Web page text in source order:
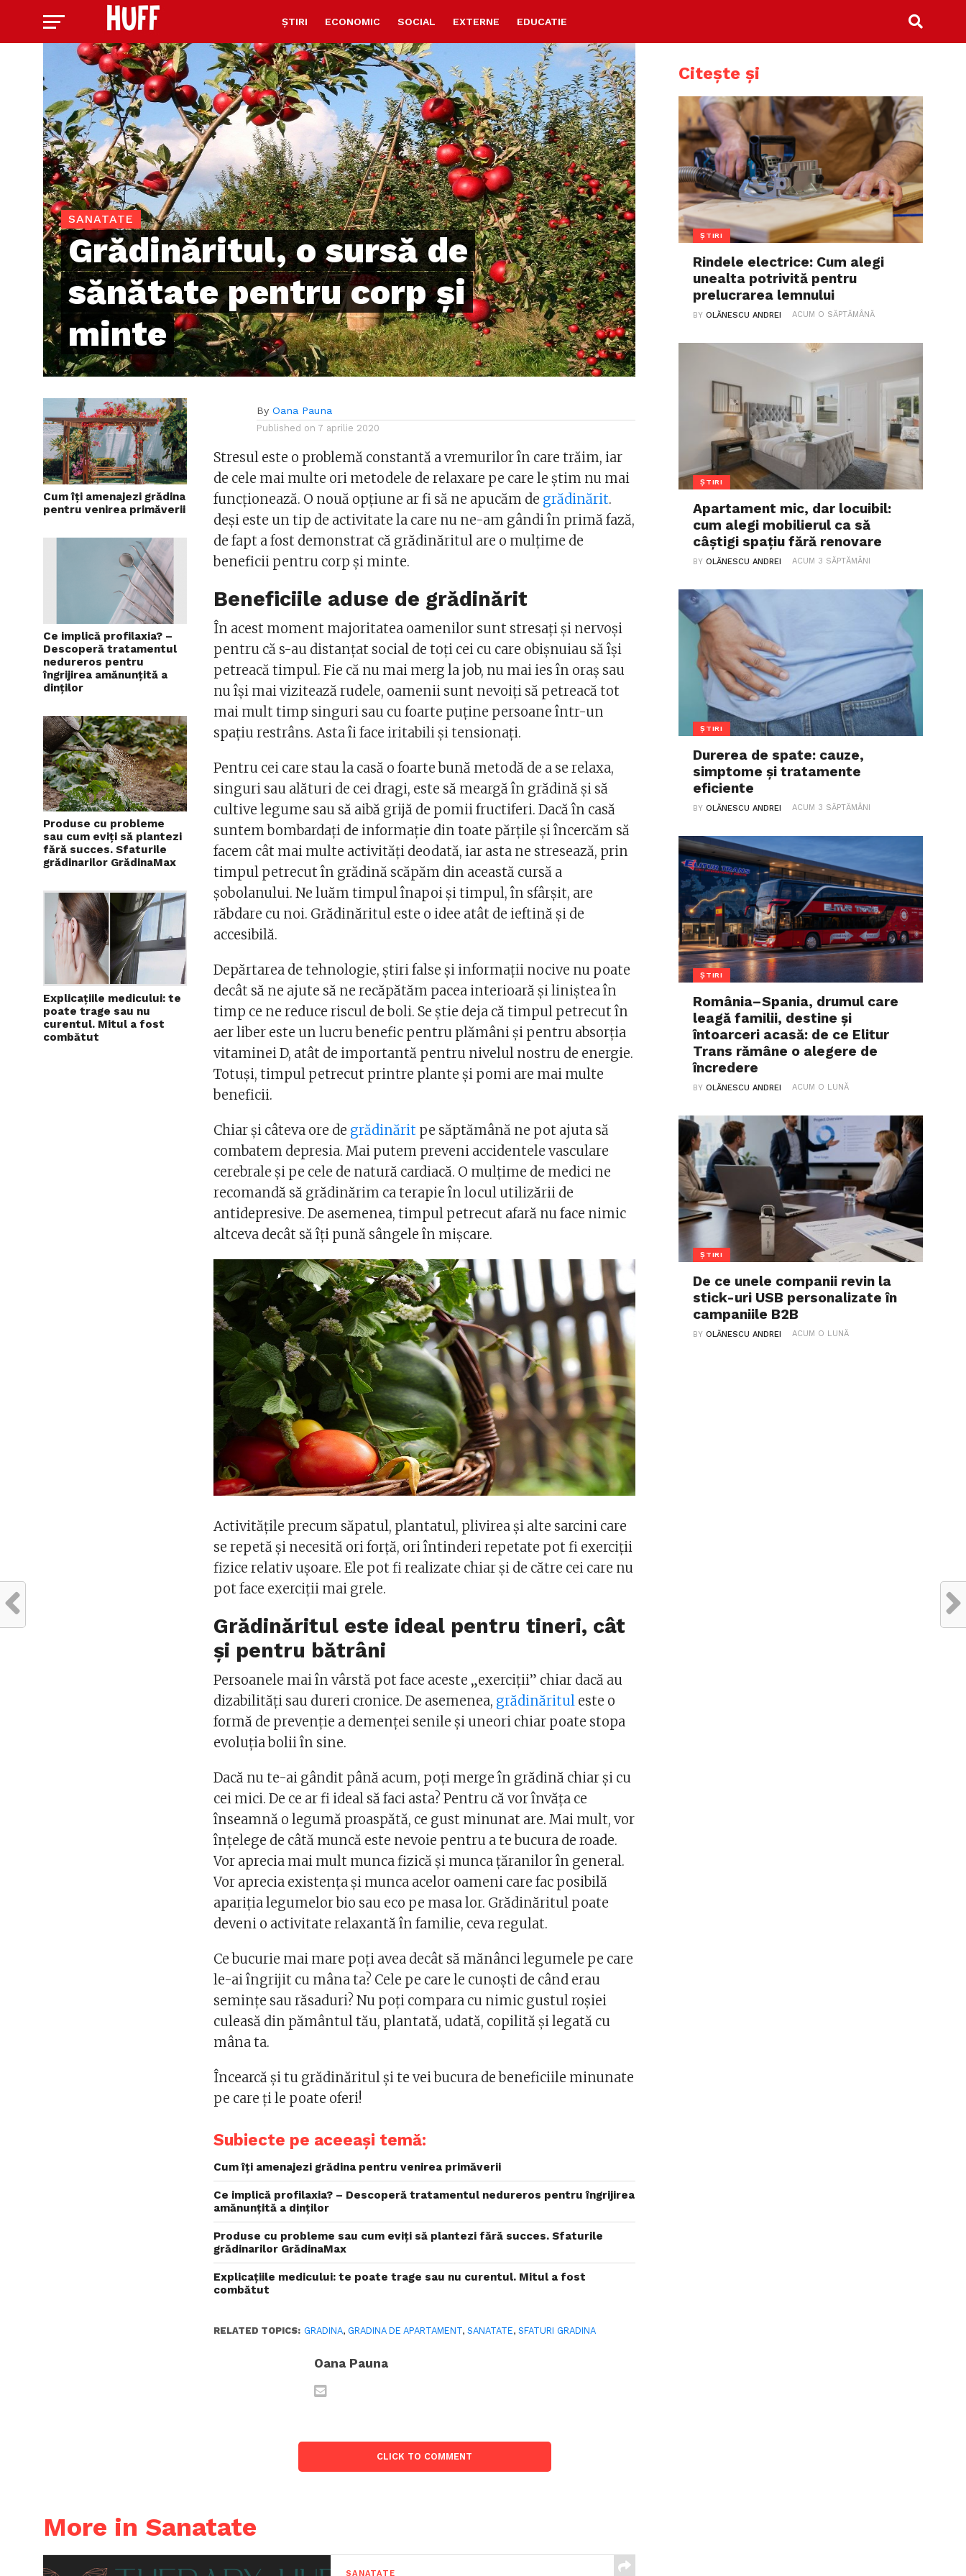
ȘTIRI ECONOMIC SOCIAL EXTERNE EDUCATIE
SANATATE
Grădinăritul, o sursă de
sănătate pentru corp și
minte
Cum îți amenajezi grădina
pentru venirea primăverii
Ce implică profilaxia? –
Descoperă tratamentul
nedureros pentru
îngrijirea amănunțită a
dinților
Produse cu probleme
sau cum eviți să plantezi
fără succes. Sfaturile
grădinarilor GrădinaMax
Explicațiile medicului: te
poate trage sau nu
curentul. Mitul a fost
combătut
By Oana Pauna
Published on 7 aprilie 2020
Stresul este o problemă constantă a vremurilor în care trăim, iar
de cele mai multe ori metodele de relaxare pe care le știm nu mai
funcționează. O nouă opțiune ar fi să ne apucăm de grădinărit.
deși este un tip de activitate la care nu ne-am gândi în primă fază,
de fapt a fost demonstrat că grădinăritul are o mulțime de
beneficii pentru corp și minte.
Beneficiile aduse de grădinărit
În acest moment majoritatea oamenilor sunt stresați și nervoși
pentru că s-au distanțat social de toți cei cu care obișnuiau să își
petreacă timpul. Fie că nu mai merg la job, nu mai ies în oraș sau
nu își mai vizitează rudele, oamenii sunt nevoiți să petreacă tot
mai mult timp singuri sau cu foarte puține persoane într-un
spațiu restrâns. Asta îi face iritabili și tensionați.
Pentru cei care stau la casă o foarte bună metodă de a se relaxa,
singuri sau alături de cei dragi, este să meargă în grădină și să
cultive legume sau să aibă grijă de pomii fructiferi. Dacă în casă
suntem bombardați de informație din toate părțile și încercăm să
facem cât mai multe activități deodată, iar asta ne stresează, prin
timpul petrecut în grădină scăpăm din această cursă a
șobolanului. Ne luăm timpul înapoi și timpul, în sfârșit, are
răbdare cu noi. Grădinăritul este o idee atât de ieftină și de
accesibilă.
Depărtarea de tehnologie, știri false și informații nocive nu poate
decât să ne ajute să ne recăpătăm pacea interioară și liniștea în
timp ce ne reduce riscul de boli. Se știe deja că timpul petrecut în
aer liber este un lucru benefic pentru plămâni și pentru absorția
vitaminei D, atât de importantă pentru nivelul nostru de energie.
Totuși, timpul petrecut printre plante și pomi are mai multe
beneficii.
Chiar și câteva ore de grădinărit pe săptămână ne pot ajuta să
combatem depresia. Mai putem preveni accidentele vasculare
cerebrale și pe cele de natură cardiacă. O mulțime de medici ne
recomandă să grădinărim ca terapie în locul utilizării de
antidepresive. De asemenea, timpul petrecut afară nu face nimic
altceva decât să îți pună sângele în mișcare.
Activitățile precum săpatul, plantatul, plivirea și alte sarcini care
se repetă și necesită ori forță, ori întinderi repetate pot fi exerciții
fizice relativ ușoare. Ele pot fi realizate chiar și de către cei care nu
pot face exerciții mai grele.
Grădinăritul este ideal pentru tineri, cât
și pentru bătrâni
Persoanele mai în vârstă pot face aceste „exerciții” chiar dacă au
dizabilități sau dureri cronice. De asemenea, grădinăritul este o
formă de prevenție a demenței senile și uneori chiar poate stopa
evoluția bolii în sine.
Dacă nu te-ai gândit până acum, poți merge în grădină chiar și cu
cei mici. De ce ar fi ideal să faci asta? Pentru că vor învăța ce
înseamnă o legumă proaspătă, ce gust minunat are. Mai mult, vor
înțelege de câtă muncă este nevoie pentru a te bucura de roade.
Vor aprecia mai mult munca fizică și munca țăranilor în general.
Vor aprecia existența și munca acelor oameni care fac posibilă
apariția legumelor bio sau eco pe masa lor. Grădinăritul poate
deveni o activitate relaxantă în familie, ceva regulat.
Ce bucurie mai mare poți avea decât să mănânci legumele pe care
le-ai îngrijit cu mâna ta? Cele pe care le cunoști de când erau
semințe sau răsaduri? Nu poți compara cu nimic gustul roșiei
culeasă din pământul tău, plantată, udată, copilită și legată cu
mâna ta.
Încearcă și tu grădinăritul și te vei bucura de beneficiile minunate
pe care ți le poate oferi!
Subiecte pe aceeași temă:
Cum îți amenajezi grădina pentru venirea primăverii
Ce implică profilaxia? – Descoperă tratamentul nedureros pentru îngrijirea
amănunțită a dinților
Produse cu probleme sau cum eviți să plantezi fără succes. Sfaturile
grădinarilor GrădinaMax
Explicațiile medicului: te poate trage sau nu curentul. Mitul a fost
combătut
RELATED TOPICS: GRADINA, GRADINA DE APARTAMENT,SANATATE,SFATURI GRADINA
Oana Pauna
CLICK TO COMMENT
More in Sanatate
SANATATE
Citește și
ȘTIRI
Rindele electrice: Cum alegi
unealta potrivită pentru
prelucrarea lemnului
BYOLĂNESCU ANDREI ACUM O SĂPTĂMÂNĂ
ȘTIRI
Apartament mic, dar locuibil:
cum alegi mobilierul ca să
câștigi spațiu fără renovare
BYOLĂNESCU ANDREI ACUM 3 SĂPTĂMÂNI
ȘTIRI
Durerea de spate: cauze,
simptome și tratamente
eficiente
BYOLĂNESCU ANDREI ACUM 3 SĂPTĂMÂNI
ȘTIRI
România–Spania, drumul care
leagă familii, destine și
întoarceri acasă: de ce Elitur
Trans rămâne o alegere de
încredere
BYOLĂNESCU ANDREI ACUM O LUNĂ
ȘTIRI
De ce unele companii revin la
stick-uri USB personalizate în
campaniile B2B
BYOLĂNESCU ANDREI ACUM O LUNĂ